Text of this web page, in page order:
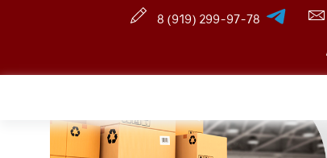
8 (919) 299-97-78